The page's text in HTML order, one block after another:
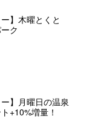
】木曜とくと
ク
ー】月曜日の温泉
+10%増量！